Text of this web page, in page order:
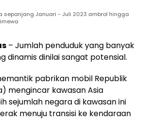
sepanjang Januari - Juli 2023 ambrol hingga
– Jumlah penduduk yang banyak
dinamis dinilai sangat potensial.
pabrikan mobil Republik
mengincar kawasan Asia
sejumlah negara di kawasan ini
menuju transisi ke kendaraan